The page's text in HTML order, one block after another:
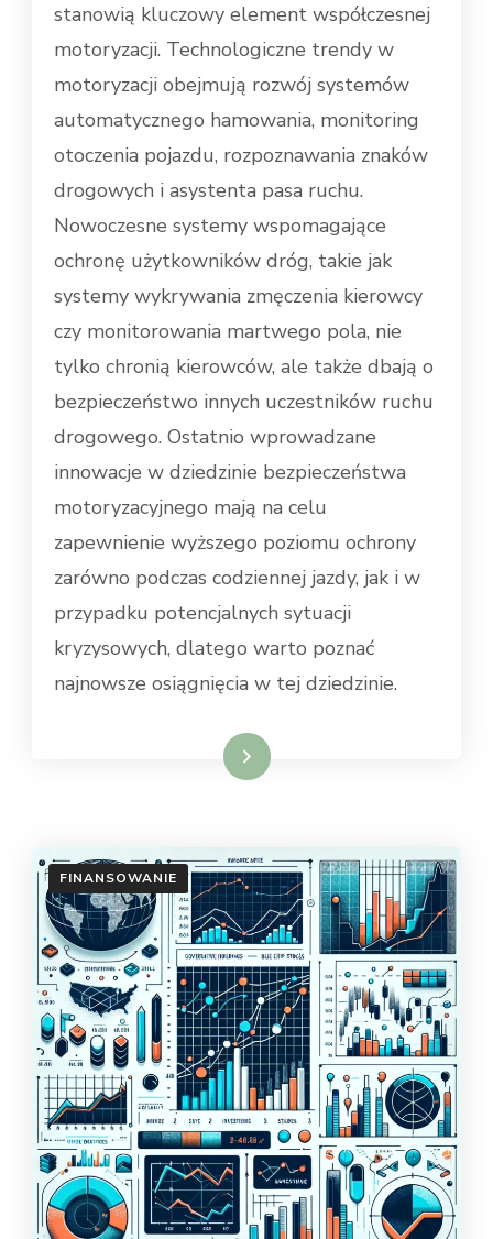
stanowią kluczowy element współczesnej
motoryzacji. Technologiczne trendy w
motoryzacji obejmują rozwój systemów
automatycznego hamowania, monitoring
otoczenia pojazdu, rozpoznawania znaków
drogowych i asystenta pasa ruchu.
Nowoczesne systemy wspomagające
ochronę użytkowników dróg, takie jak
systemy wykrywania zmęczenia kierowcy
czy monitorowania martwego pola, nie
tylko chronią kierowców, ale także dbają o
bezpieczeństwo innych uczestników ruchu
drogowego. Ostatnio wprowadzane
innowacje w dziedzinie bezpieczeństwa
motoryzacyjnego mają na celu
zapewnienie wyższego poziomu ochrony
zarówno podczas codziennej jazdy, jak i w
przypadku potencjalnych sytuacji
kryzysowych, dlatego warto poznać
najnowsze osiągnięcia w tej dziedzinie.
Dowiedz się więcej
FINANSOWANIE